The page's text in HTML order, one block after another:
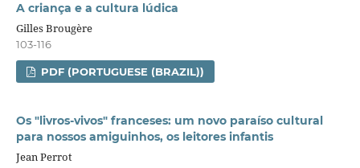
A criança e a cultura lúdica
Gilles Brougère
103-116
PDF (PORTUGUESE (BRAZIL))
Os "livros-vivos" franceses: um novo paraíso cultural
para nossos amiguinhos, os leitores infantis
Jean Perrot